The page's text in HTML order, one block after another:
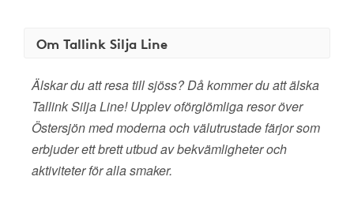
Om Tallink Silja Line
Älskar du att resa till sjöss? Då kommer du att älska
Tallink Silja Line! Upplev oförglömliga resor över
Östersjön med moderna och välutrustade färjor som
erbjuder ett brett utbud av bekvämligheter och
aktiviteter för alla smaker.